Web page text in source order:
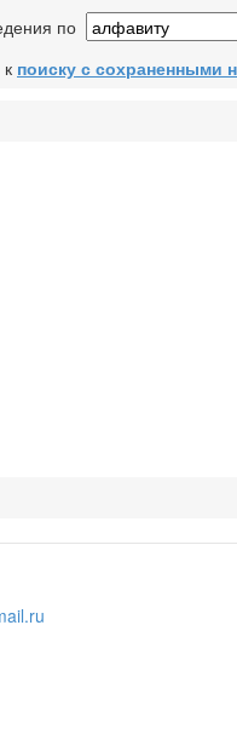
по
поиску с сохраненными